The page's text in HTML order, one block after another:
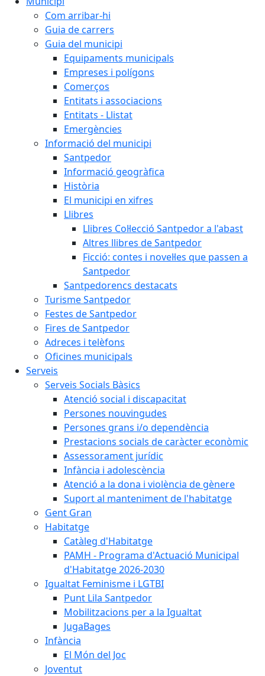
Com arribar-hi
Guia de carrers
Guia del municipi
Equipaments municipals
Empreses i polígons
Comerços
Entitats i associacions
Entitats - Llistat
Emergències
Informació del municipi
Santpedor
Informació geogràfica
Història
El municipi en xifres
Llibres
Llibres Col·lecció Santpedor a l'abast
Altres llibres de Santpedor
Ficció: contes i novel·les que passen a
Santpedor
Santpedorencs destacats
Turisme Santpedor
Festes de Santpedor
Fires de Santpedor
Adreces i telèfons
Oficines municipals
Serveis
Serveis Socials Bàsics
Atenció social i discapacitat
Persones nouvingudes
Persones grans i/o dependència
Prestacions socials de caràcter econòmic
Assessorament jurídic
Infància i adolescència
Atenció a la dona i violència de gènere
Suport al manteniment de l'habitatge
Gent Gran
Habitatge
Catàleg d'Habitatge
PAMH - Programa d'Actuació Municipal
d'Habitatge 2026-2030
Igualtat Feminisme i LGTBI
Punt Lila Santpedor
Mobilitzacions per a la Igualtat
JugaBages
Infància
El Món del Joc
Joventut